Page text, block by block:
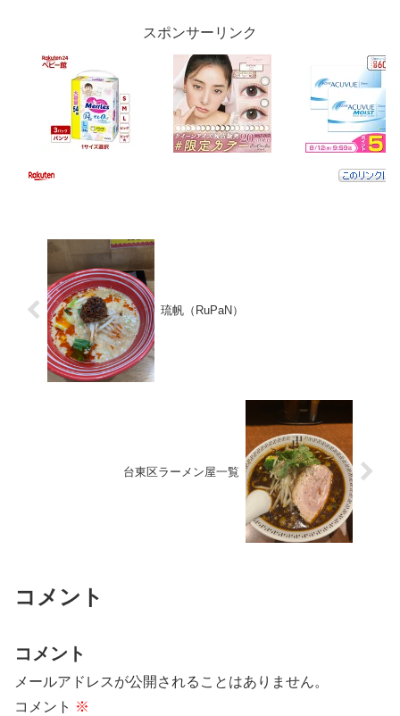
スポンサーリンク
琉帆（RuPaN）
台東区ラーメン屋一覧
コメント
コメント
メールアドレスが公開されることはありません。
コメント ※